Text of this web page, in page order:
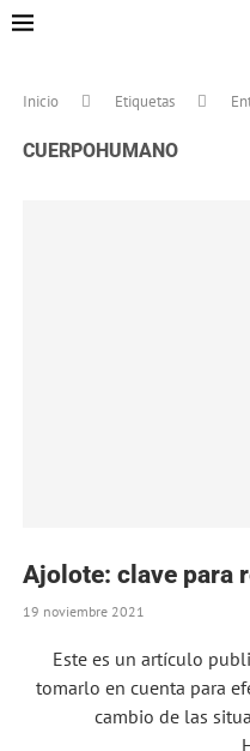
Inicio Etiquetas
CUERPOHUMANO
Ajolote: clave para
19 noviembre 2021
Este es un artículo
tomarlo en cuenta para
cambio de las